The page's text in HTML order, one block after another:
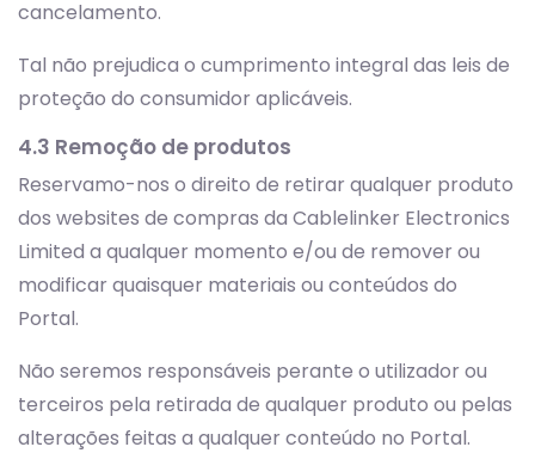
cancelamento.
Tal não prejudica o cumprimento integral das leis de
proteção do consumidor aplicáveis.
4.3 Remoção de produtos
Reservamo-nos o direito de retirar qualquer produto
dos websites de compras da Cablelinker Electronics
Limited a qualquer momento e/ou de remover ou
modificar quaisquer materiais ou conteúdos do
Portal.
Não seremos responsáveis perante o utilizador ou
terceiros pela retirada de qualquer produto ou pelas
alterações feitas a qualquer conteúdo no Portal.